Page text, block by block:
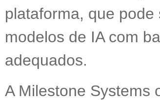
plataforma, que
modelos de IA com
adequados.
A Milestone Systems